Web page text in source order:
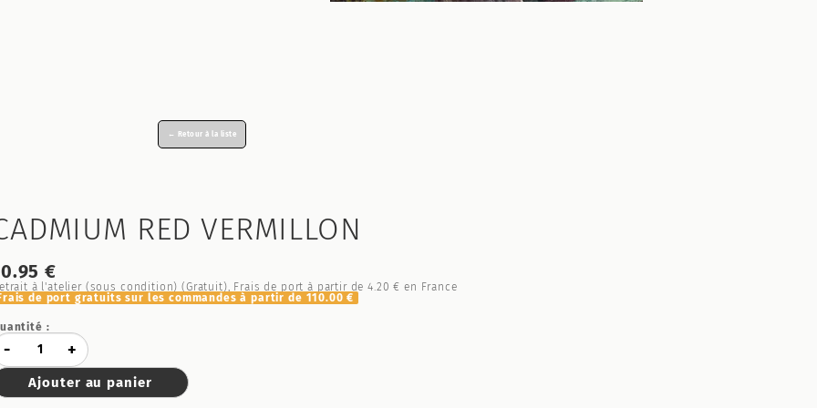
← Retour à la liste
RED VERMILLON
€
à l'atelier (sous condition) (Gratuit), Frais de port à partir de4.20 € en France
de port gratuits sur les commandes à partir de 110.00 €
:
- +
Ajouter au panier